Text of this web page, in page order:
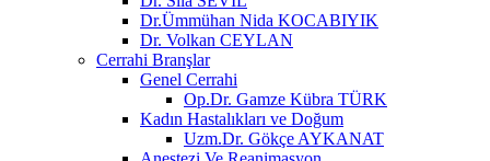
Dr.Ümmühan Nida KOCABIYIK
Dr. Volkan CEYLAN
Cerrahi Branşlar
Genel Cerrahi
Op.Dr. Gamze Kübra TÜRK
Kadın Hastalıkları ve Doğum
Uzm.Dr. Gökçe AYKANAT